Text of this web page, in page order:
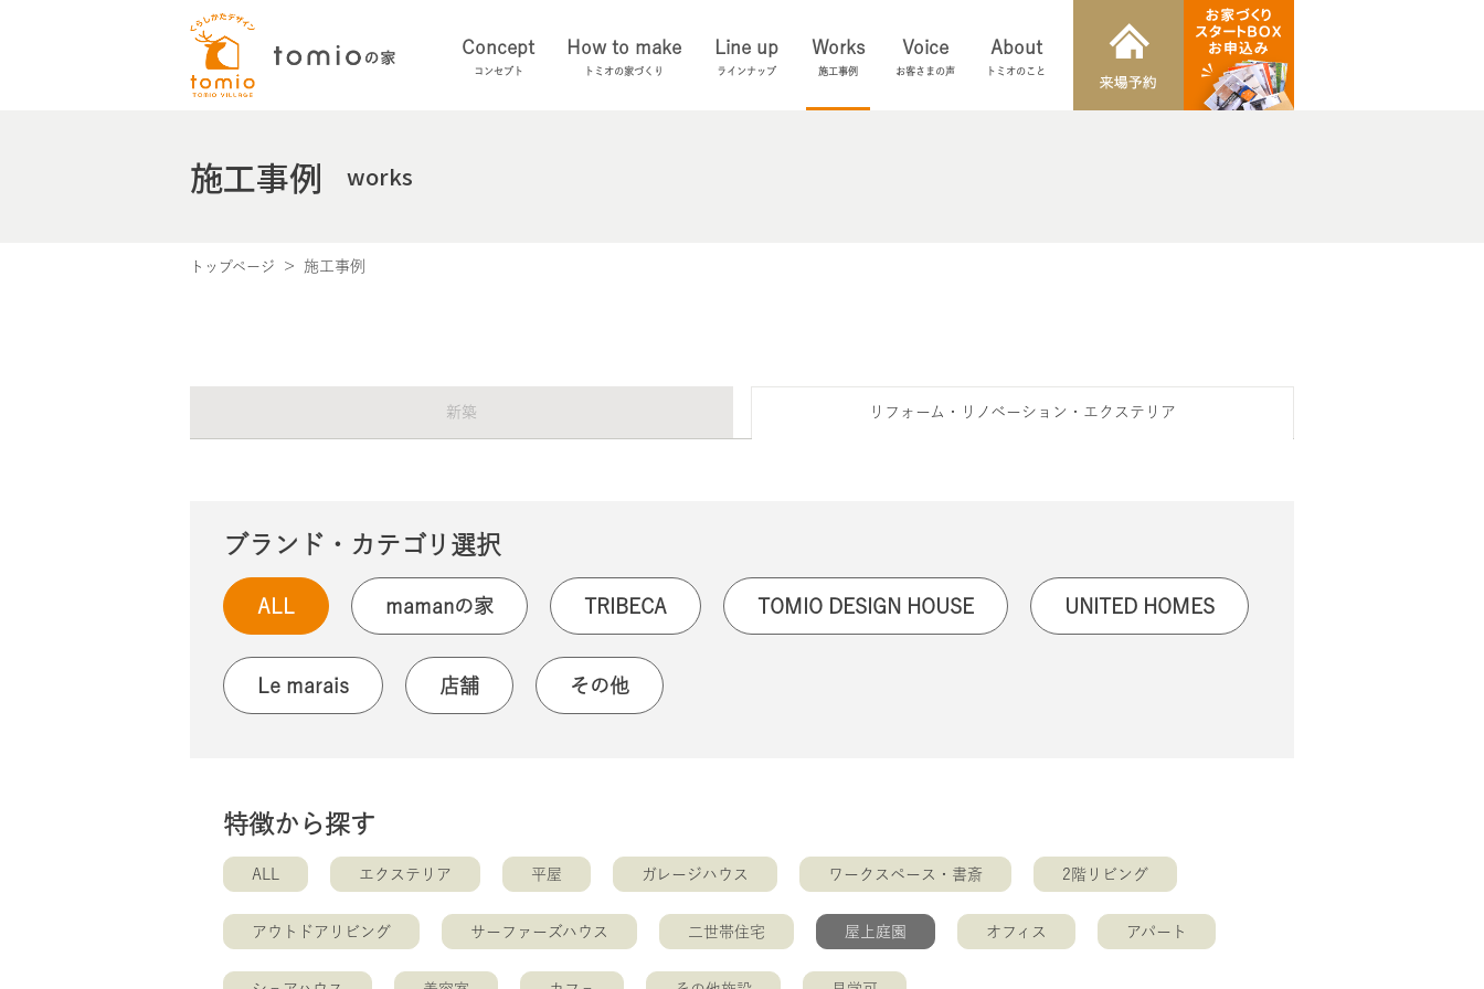
Concept
コンセプト
How to make
トミオの家づくり
Line up
ラインナップ
Works
施工事例
Voice
お客さまの声
About
トミオのこと
施工事例 works
トップページ 施工事例
新築 リフォーム・リノベーション・エクステリア
ブランド・カテゴリ選択
ALL mamanの家 TRIBECA TOMIO DESIGN HOUSE UNITED HOMES
Le marais 店舗 その他
特徴から探す
ALL エクステリア 平屋 ガレージハウス ワークスペース・書斎 2階リビング
アウトドアリビング サーファーズハウス 二世帯住宅 屋上庭園 オフィス アパート